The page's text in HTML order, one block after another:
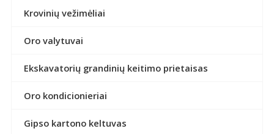
Krovinių vežimėliai
Oro valytuvai
Ekskavatorių grandinių keitimo prietaisas
Oro kondicionieriai
Gipso kartono keltuvas